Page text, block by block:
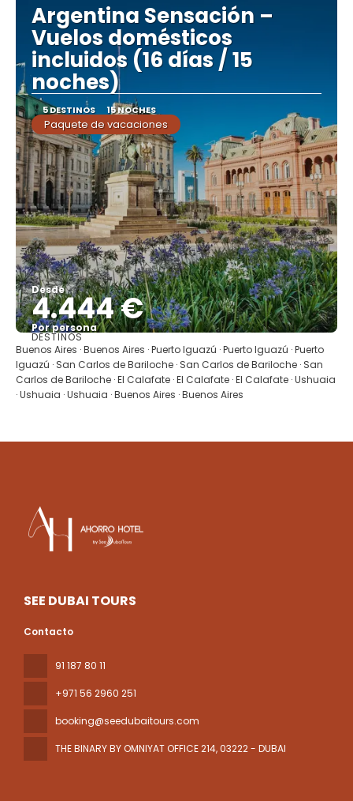
Argentina Sensación –
Vuelos domésticos
incluidos (16 días / 15
noches)
5 DESTINOS 15 NOCHES
Paquete de vacaciones
Desde
4.444 €
Por persona
Ver
DESTINOS
Buenos Aires · Buenos Aires · Puerto Iguazú · Puerto Iguazú · Puerto
Iguazú · San Carlos de Bariloche · San Carlos de Bariloche · San
Carlos de Bariloche · El Calafate · El Calafate · El Calafate · Ushuaia
· Ushuaia · Ushuaia · Buenos Aires · Buenos Aires
SEE DUBAI TOURS
Contacto
91 187 80 11
+971 56 2960 251
booking@seedubaitours.com
THE BINARY BY OMNIYAT OFFICE 214, 03222 - DUBAI